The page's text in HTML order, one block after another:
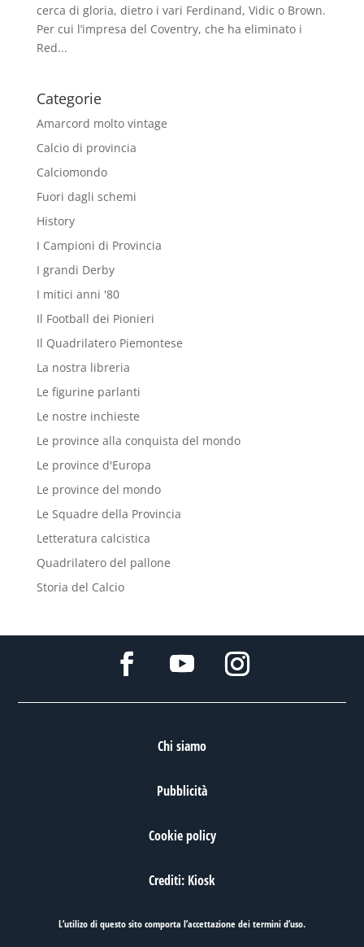
cerca di gloria, dietro i vari Ferdinand, Vidic o Brown.
Per cui l’impresa del Coventry, che ha eliminato i
Red...
Categorie
Amarcord molto vintage
Calcio di provincia
Calciomondo
Fuori dagli schemi
History
I Campioni di Provincia
I grandi Derby
I mitici anni '80
Il Football dei Pionieri
Il Quadrilatero Piemontese
La nostra libreria
Le figurine parlanti
Le nostre inchieste
Le province alla conquista del mondo
Le province d'Europa
Le province del mondo
Le Squadre della Provincia
Letteratura calcistica
Quadrilatero del pallone
Storia del Calcio
Chi siamo
Pubblicità
Cookie policy
Crediti: Kiosk
L’utilizo di questo sito comporta l’accettazione deitermini d’uso.